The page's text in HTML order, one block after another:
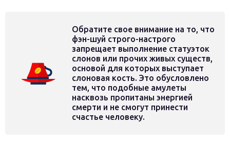
Обратите свое внимание на то, что
фэн-шуй строго-настрого
запрещает выполнение статуэток
слонов или прочих живых существ,
основой для которых выступает
слоновая кость. Это обусловлено
тем, что подобные амулеты
насквозь пропитаны энергией
смерти и не смогут принести
счастье человеку.